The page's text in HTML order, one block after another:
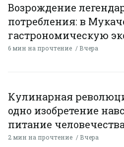
Возрождение
потребления: в
гастрономическую
6 мин на прочтение Вчера
Кулинарная
одно изобретение
питание
2 мин на прочтение Вчера